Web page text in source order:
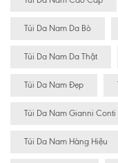
Túi Da Nam Da Bò
Túi Da Nam Da Thật
Túi Da Nam Đẹp
Túi Da Nam Gianni Conti
Túi Da Nam Hàng Hiệu